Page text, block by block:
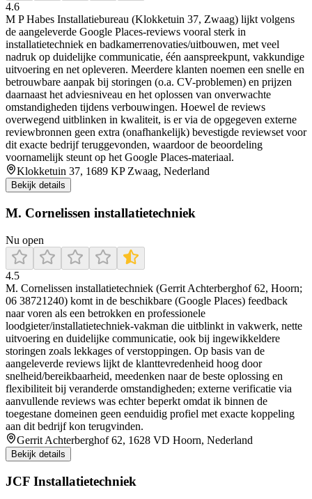
4.6
M P Habes Installatiebureau (Klokketuin 37, Zwaag) lijkt volgens
de aangeleverde Google Places-reviews vooral sterk in
installatietechniek en badkamerrenovaties/uitbouwen, met veel
nadruk op duidelijke communicatie, één aanspreekpunt, vakkundige
uitvoering en net opleveren. Meerdere klanten noemen een snelle en
betrouwbare aanpak bij storingen (o.a. CV-problemen) en prijzen
daarnaast het adviesniveau en het oplossen van onverwachte
omstandigheden tijdens verbouwingen. Hoewel de reviews
overwegend uitblinken in kwaliteit, is er via de opgegeven externe
reviewbronnen geen extra (onafhankelijk) bevestigde reviewset voor
dit exacte bedrijf teruggevonden, waardoor de beoordeling
voornamelijk steunt op het Google Places-materiaal.
Klokketuin 37, 1689 KP Zwaag, Nederland
Bekijk details
M. Cornelissen installatietechniek
Nu open
4.5
M. Cornelissen installatietechniek (Gerrit Achterberghof 62, Hoorn;
06 38721240) komt in de beschikbare (Google Places) feedback
naar voren als een betrokken en professionele
loodgieter/installatietechniek-vakman die uitblinkt in vakwerk, nette
uitvoering en duidelijke communicatie, ook bij ingewikkeldere
storingen zoals lekkages of verstoppingen. Op basis van de
aangeleverde reviews lijkt de klanttevredenheid hoog door
snelheid/bereikbaarheid, meedenken naar de beste oplossing en
flexibiliteit bij veranderde omstandigheden; externe verificatie via
aanvullende reviews was echter beperkt omdat ik binnen de
toegestane domeinen geen eenduidig profiel met exacte koppeling
aan dit bedrijf kon terugvinden.
Gerrit Achterberghof 62, 1628 VD Hoorn, Nederland
Bekijk details
JCF Installatietechniek